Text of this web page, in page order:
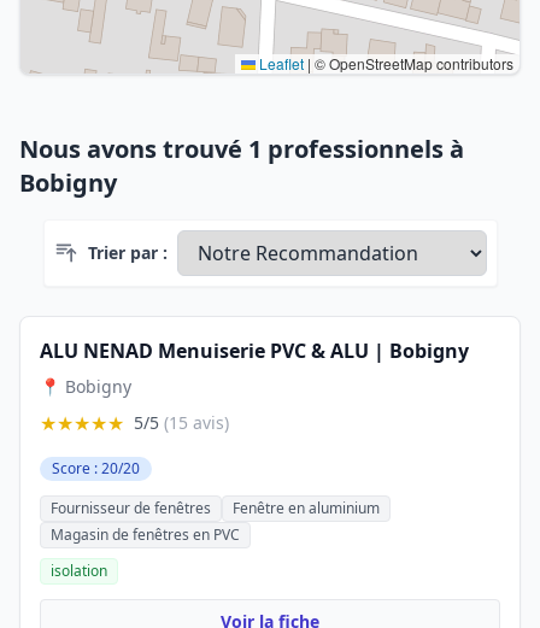
Leaflet | © OpenStreetMap contributors
Nous avons trouvé 1 professionnels à
Bobigny
Trier par :
ALU NENAD Menuiserie PVC & ALU | Bobigny
📍 Bobigny
★★★★★ 5/5 (15 avis)
Score : 20/20
Fournisseur de fenêtres
Fenêtre en aluminium
Magasin de fenêtres en PVC
isolation
Voir la fiche